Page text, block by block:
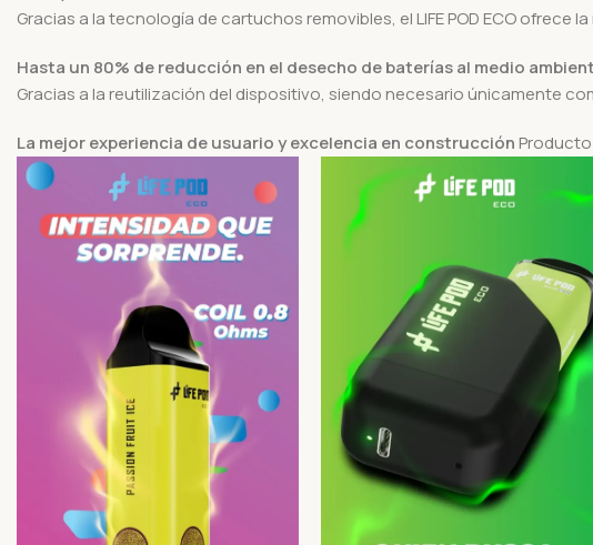
Gracias a la tecnología de cartuchos removibles, el LIFE POD ECO
Hasta un 80% de reducción en el desecho de baterías al medio
Gracias a la reutilización del dispositivo, siendo necesario únicamente
La mejor experiencia de usuario y excelencia en construcción